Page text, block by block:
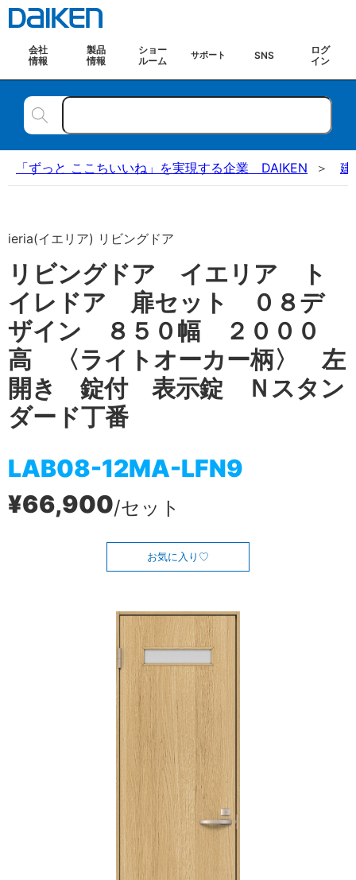
会社
情報
製品
情報
ショー
ルーム
サポート SNS
ログ
イン
「ずっと ここちいいね」を実現する企業 DAIKEN 建
ieria(イエリア) リビングドア
リビングドア イエリア ト
イレドア 扉セット ０８デ
ザイン ８５０幅 ２０００
高 〈ライトオーカー柄〉 左
開き 錠付 表示錠 Ｎスタン
ダード丁番
LAB08-12MA-LFN9
¥66,900/セット
お気に入り